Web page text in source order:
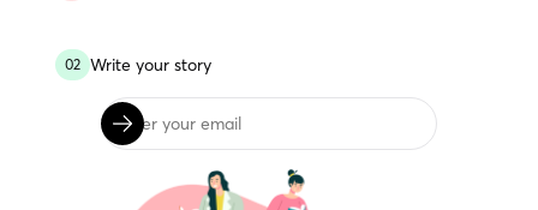
02 Write your story